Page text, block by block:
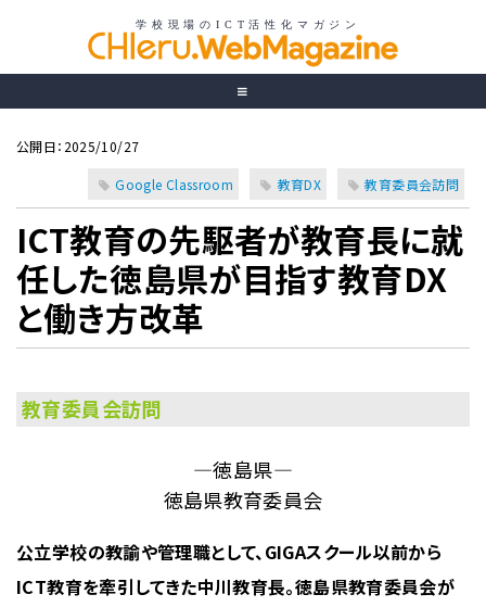
公開日：2025/10/27
Google Classroom 教育DX 教育委員会訪問
ICT教育の先駆者が教育長に就
任した徳島県が目指す教育DX
と働き方改革
教育委員会訪問
―徳島県―
徳島県教育委員会
公立学校の教諭や管理職として、GIGAスクール以前から
ICT教育を牽引してきた中川教育長。徳島県教育委員会が